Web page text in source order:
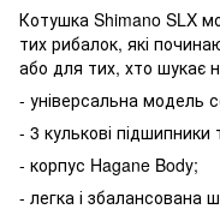
Котушка Shimano SLX
тих рибалок, які
або для тих, хто шукає
- універсальна модель
- 3 кулькові
- корпус Hagane Body;
- легка і збалансована